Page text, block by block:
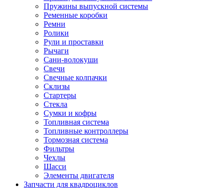
Пружины выпускной системы
Ременные коробки
Ремни
Ролики
Рули и проставки
Рычаги
Сани-волокуши
Свечи
Свечные колпачки
Склизы
Стартеры
Стекла
Сумки и кофры
Топливная система
Топливные контроллеры
Тормозная система
Фильтры
Чехлы
Шасси
Элементы двигателя
Запчасти для квадроциклов